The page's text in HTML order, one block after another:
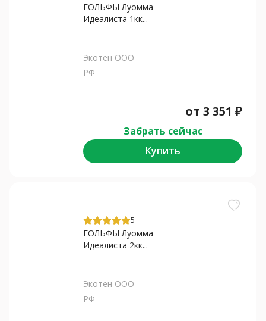
ГОЛЬФЫ Луомма
Идеалиста 1кк...
Экотен ООО
РФ
от 3 351 ₽
Забрать сейчас
Купить
5
ГОЛЬФЫ Луомма
Идеалиста 2кк...
Экотен ООО
РФ